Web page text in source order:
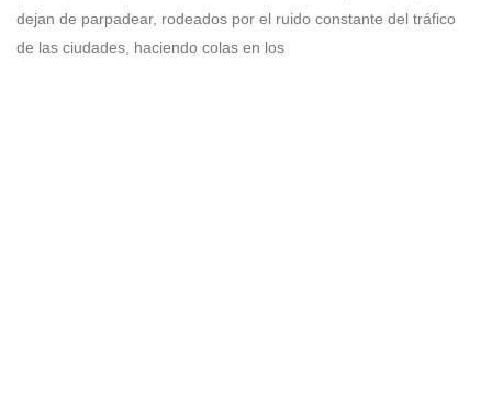
dejan de parpadear, rodeados por el ruido constante del tráfico
de las ciudades, haciendo colas en los